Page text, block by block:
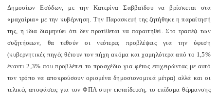
Δημοσίων Εσόδων, με την Κατερίνα Σαββαϊδου να βρίσκεται στα
«μαχαίρια» με την κυβέρνηση. Την Παρασκευή της ζητήθηκε η παραίτησή
της, η ίδια διαμηνύει ότι δεν προτίθεται να παραιτηθεί. Στο τραπέζι των
συζητήσεων, θα τεθούν οι νεότερες προβλέψεις για την ύφεση
(κυβερνητικές πηγές θέτουν τον πήχη ακόμα και χαμηλότερα από το 1,5%
έναντι 2,3% που προβλέπει το προσχέδιο για φέτος επιχειρώντας με αυτό
τον τρόπο να αποκρούσουν ορισμένα δημοσιονομικά μέτρα) αλλά και οι
τελικές αποφάσεις για τον ΦΠΑ στην εκπαίδευση, το επίδομα θέρμανσης